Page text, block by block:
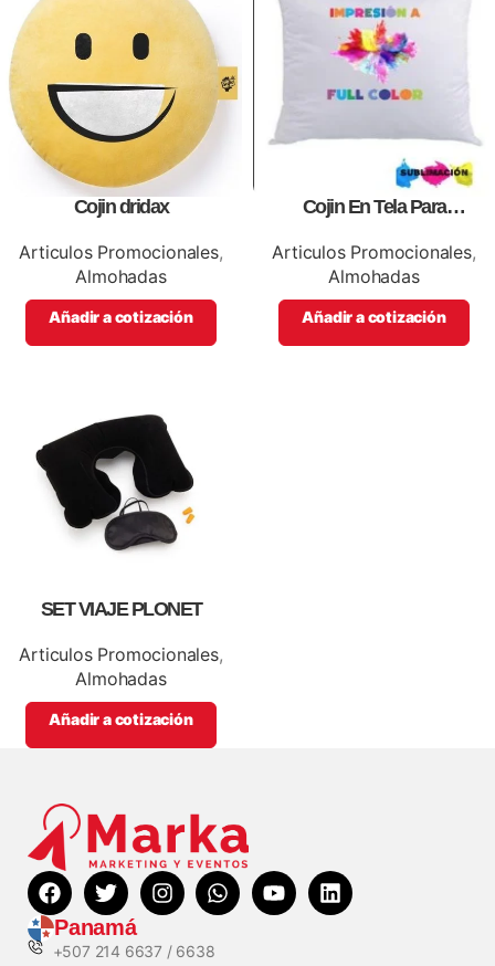
Cojin dridax
Articulos Promocionales,
Almohadas
Añadir a cotización
Cojin En Tela Para
Articulos Promocionales,
Almohadas
Añadir a cotización
SET VIAJE PLONET
Articulos Promocionales,
Almohadas
Añadir a cotización
Panamá
+507 214 6637 / 6638